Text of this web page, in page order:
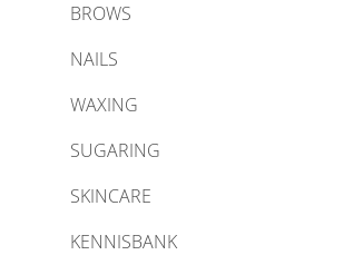
BROWS
NAILS
WAXING
SUGARING
SKINCARE
KENNISBANK